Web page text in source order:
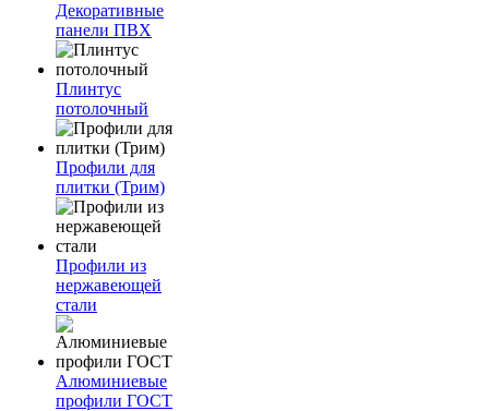
Декоративные
панели ПВХ
Плинтус
потолочный
Профили для
плитки (Трим)
Профили из
нержавеющей
стали
Алюминиевые
профили ГОСТ